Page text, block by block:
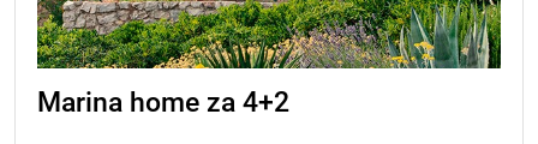
Marina home za 4+2